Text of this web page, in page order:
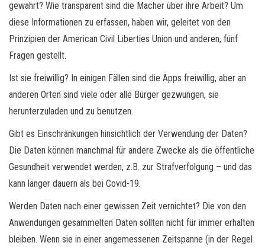
gewahrt? Wie transparent sind die Macher über ihre Arbeit? Um
diese Informationen zu erfassen, haben wir, geleitet von den
Prinzipien der American Civil Liberties Union und anderen, fünf
Fragen gestellt.
Ist sie freiwillig? In einigen Fällen sind die Apps freiwillig, aber an
anderen Orten sind viele oder alle Bürger gezwungen, sie
herunterzuladen und zu benutzen.
Gibt es Einschränkungen hinsichtlich der Verwendung der Daten?
Die Daten können manchmal für andere Zwecke als die öffentliche
Gesundheit verwendet werden, z.B. zur Strafverfolgung – und das
kann länger dauern als bei Covid-19.
Werden Daten nach einer gewissen Zeit vernichtet? Die von den
Anwendungen gesammelten Daten sollten nicht für immer erhalten
bleiben. Wenn sie in einer angemessenen Zeitspanne (in der Regel